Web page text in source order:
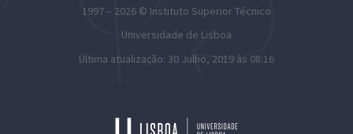
1997 – 2026 © Instituto Superior Técnico
Universidade de Lisboa
Última atualização: 30 Julho, 2019 às 08:16